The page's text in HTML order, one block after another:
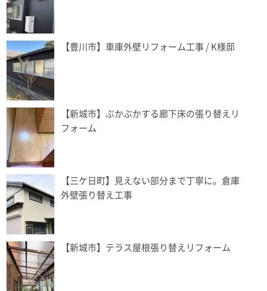
【豊川市】車庫外壁リフォーム工事 / K様邸
【新城市】ぶかぶかする廊下床の張り替えリ
フォーム
【三ケ日町】見えない部分まで丁寧に。倉庫
外壁張り替え工事
【新城市】テラス屋根張り替えリフォーム